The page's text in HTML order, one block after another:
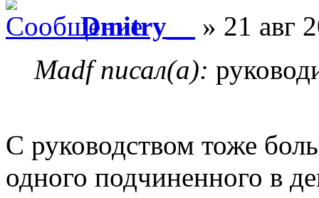
Dmitry__
» 21 авг
Madf писал(а):
С руководством тоже
одного подчиненного в